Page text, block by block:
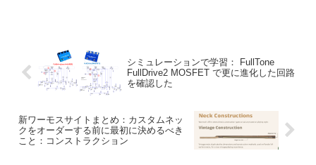
シミュレーションで学習： FullTone
FullDrive2 MOSFET で更に進化した回路
を確認した
新ワーモスサイトまとめ：カスタムネッ
クをオーダーする前に最初に決めるべき
こと：コンストラクション